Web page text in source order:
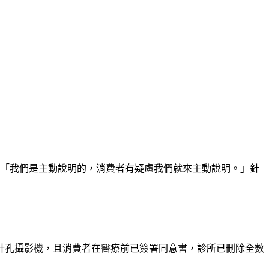
我們是主動說明的，消費者有疑慮我們就來主動說明。」針
攝影機，且消費者在醫療前已簽署同意書，診所已刪除全數